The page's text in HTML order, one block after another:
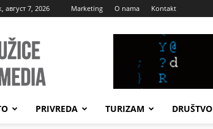
август 7, 2026 Marketing O nama Kontakt
UžiceMedia
PRIVREDA TURIZAM DRUŠTVO